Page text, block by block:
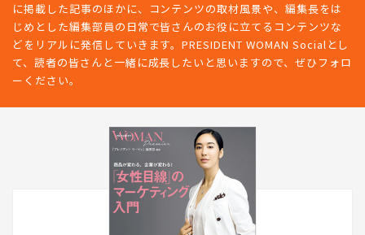
に掲載した記事のほかに、コンテンツの取材風景や、編集長をは
じめとした編集部員の日常で皆さんのお役に立てるコンテンツな
どをリアルに発信していきます。PRESIDENT WOMAN Socialとし
て、読者の皆さんと一緒に成長したいと思いますので、ぜひフォロ
ーください。